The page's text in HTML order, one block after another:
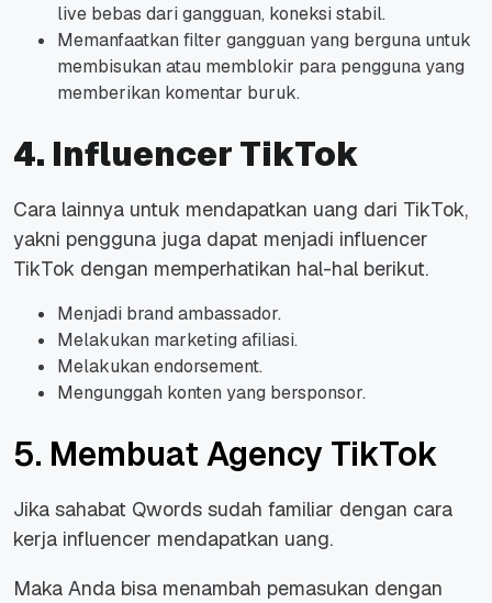
live bebas dari gangguan, koneksi stabil.
Memanfaatkan filter gangguan yang berguna untuk
membisukan atau memblokir para pengguna yang
memberikan komentar buruk.
4. Influencer TikTok
Cara lainnya untuk mendapatkan uang dari TikTok,
yakni pengguna juga dapat menjadi influencer
TikTok dengan memperhatikan hal-hal berikut.
Menjadi brand ambassador.
Melakukan marketing afiliasi.
Melakukan endorsement.
Mengunggah konten yang bersponsor.
5. Membuat Agency TikTok
Jika sahabat Qwords sudah familiar dengan cara
kerja influencer mendapatkan uang.
Maka Anda bisa menambah pemasukan dengan